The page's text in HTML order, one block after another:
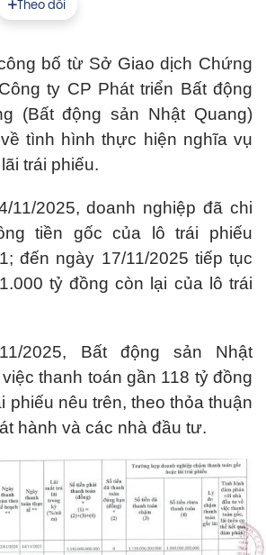
Theo dõi
bố từ Sở Giao dịch Chứng
ty CP Phát triển Bất động
(Bất động sản Nhật Quang)
tình hình thực hiện nghĩa vụ
trái phiếu.
11/2025, doanh nghiệp đã chi
tiền gốc của lô trái phiếu
đến ngày 17/11/2025 tiếp tục
tỷ đồng còn lại của lô trái
2025, Bất động sản Nhật
thanh toán gần 118 tỷ đồng
phiếu nêu trên, theo thỏa thuận
hành và các nhà đầu tư.